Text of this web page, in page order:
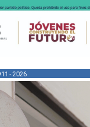
- 2026